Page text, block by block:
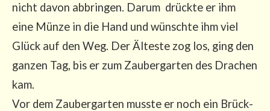
nicht davon abbrin­gen. Dar­um drück­te er ihm
eine Mün­ze in die Hand und wünsch­te ihm viel
Glück auf den Weg. Der Ältes­te zog los, ging den
gan­zen Tag, bis er zum Zau­ber­gar­ten des Dra­chen
kam.
Vor dem Zau­ber­gar­ten muss­te er noch ein Brück­